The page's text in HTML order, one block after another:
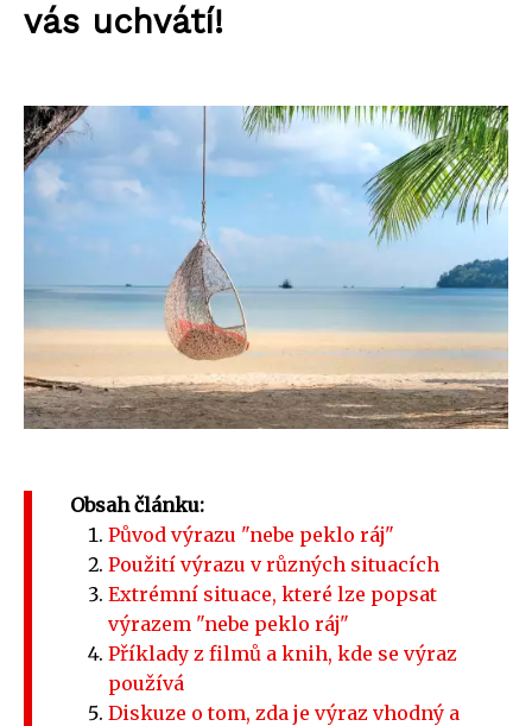
vás uchvátí!
Obsah článku:
Původ výrazu "nebe peklo ráj"
Použití výrazu v různých situacích
Extrémní situace, které lze popsat
výrazem "nebe peklo ráj"
Příklady z filmů a knih, kde se výraz
používá
Diskuze o tom, zda je výraz vhodný a